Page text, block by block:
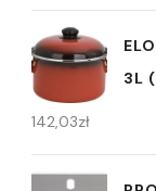
3L
142,03zł